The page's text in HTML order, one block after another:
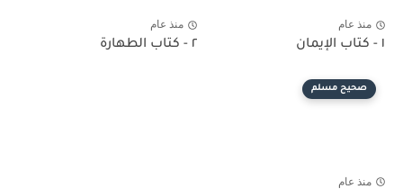
منذ عام
١ - كتاب الإيمان
منذ عام
٢ - كتاب الطهارة
صحيح مسلم
منذ عام